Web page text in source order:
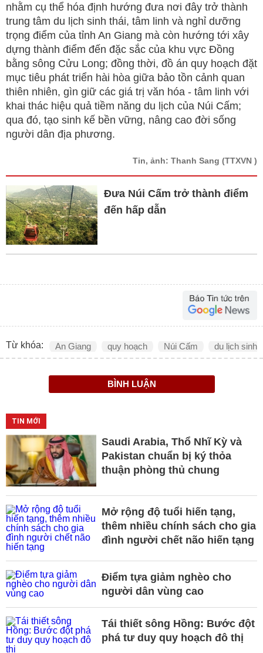
nhằm cụ thể hóa định hướng đưa nơi đây trở thành
trung tâm du lịch sinh thái, tâm linh và nghỉ dưỡng
trọng điểm của tỉnh An Giang mà còn hướng tới xây
dựng thành điểm đến đặc sắc của khu vực Đồng
bằng sông Cửu Long; đồng thời, đồ án quy hoạch đặt
mục tiêu phát triển hài hòa giữa bảo tồn cảnh quan
thiên nhiên, gìn giữ các giá trị văn hóa - tâm linh với
khai thác hiệu quả tiềm năng du lịch của Núi Cấm;
qua đó, tạo sinh kế bền vững, nâng cao đời sống
người dân địa phương.
Tin, ảnh: Thanh Sang (TTXVN )
Đưa Núi Cấm trở thành điểm
đến hấp dẫn
Từ khóa: An Giang quy hoạch Núi Cấm du lịch sinh
BÌNH LUẬN
TIN MỚI
Saudi Arabia, Thổ Nhĩ Kỳ và
Pakistan chuẩn bị ký thỏa
thuận phòng thủ chung
Mở rộng độ tuổi hiến tạng,
thêm nhiều chính sách cho gia
đình người chết não hiến tạng
Điểm tựa giảm nghèo cho
người dân vùng cao
Tái thiết sông Hồng: Bước đột
phá tư duy quy hoạch đô thị